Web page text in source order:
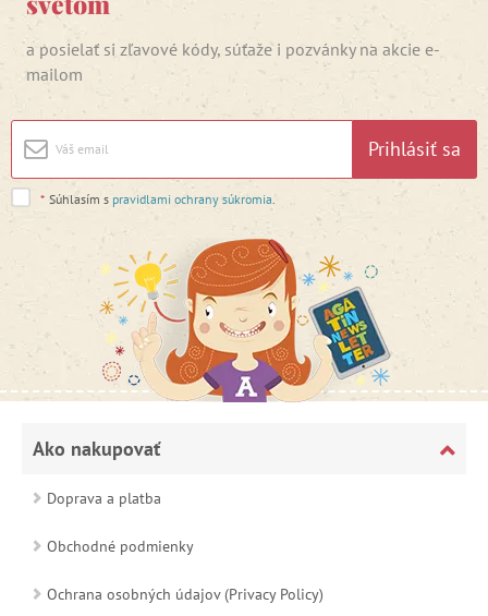
a posielať si zľavové kódy, súťaže i pozvánky na akcie e-
mailom
Prihlásiť sa
* Súhlasím s pravidlami ochrany súkromia
Ako nakupovať
Doprava a platba
Obchodné podmienky
Ochrana osobných údajov (Privacy Policy)